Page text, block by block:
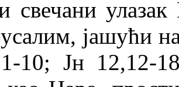
свечани
јашући
10; Јн 12,12-